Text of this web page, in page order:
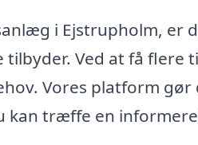
i Ejstrupholm, er
Ved at få flere
Vores platform
kan træffe en